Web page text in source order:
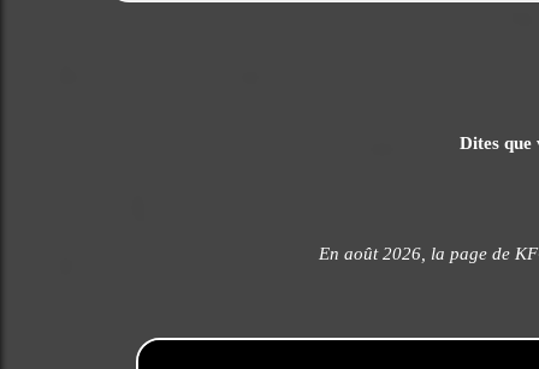
Dites que
En août 2026, la page de